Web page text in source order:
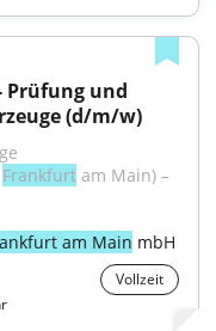
Prüfung und
(d/m/w)
Frankfurt am Main) –
am Main mbH
Vollzeit